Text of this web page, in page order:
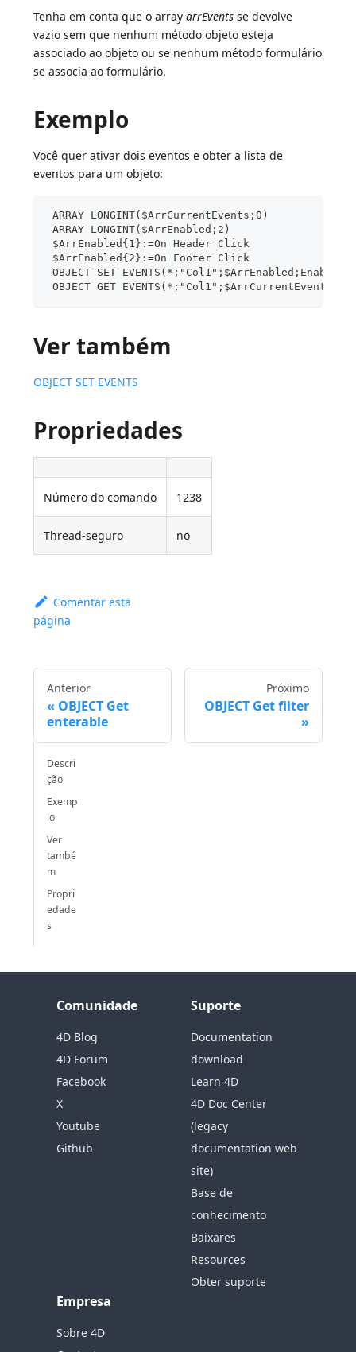
Tenha em conta que o arrayarrEvents se devolve
vazio sem que nenhum método objeto esteja
associado ao objeto ou se nenhum método formulário
se associa ao formulário.
Exemplo
Você quer ativar dois eventos e obter a lista de
eventos para um objeto:
ARRAY LONGINT($ArrCurrentEvents;0)
ARRAY LONGINT($ArrEnabled;2)
$ArrEnabled{1}:=On Header Click
$ArrEnabled{2}:=On Footer Click
OBJECT SET EVENTS(*;"Col1";$ArrEnabled;Enable
OBJECT GET EVENTS(*;"Col1";$ArrCurrentEvents)
Ver também
OBJECT SET EVENTS
Propriedades
Número do comando 1238
Thread-seguro no
Comentar esta
página
Anterior
OBJECT Get
enterable
Próximo
OBJECT Get filter
Descri
ção
Exemp
lo
Ver
també
m
Propri
edade
s
Comunidade
4D Blog
4D Forum
Facebook
X
Youtube
Github
Suporte
Documentation
download
Learn 4D
4D Doc Center
(legacy
documentation web
site)
Base de
conhecimento
Baixares
Resources
Obter suporte
Empresa
Sobre 4D